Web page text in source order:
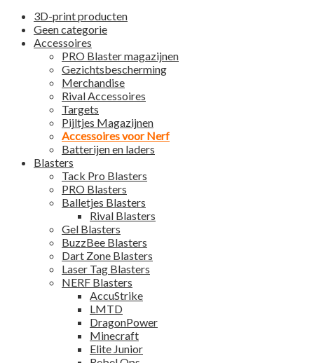
3D-print producten
Geen categorie
Accessoires
PRO Blaster magazijnen
Gezichtsbescherming
Merchandise
Rival Accessoires
Targets
Pijltjes Magazijnen
Accessoires voor Nerf
Batterijen en laders
Blasters
Tack Pro Blasters
PRO Blasters
Balletjes Blasters
Rival Blasters
Gel Blasters
BuzzBee Blasters
Dart Zone Blasters
Laser Tag Blasters
NERF Blasters
AccuStrike
LMTD
DragonPower
Minecraft
Elite Junior